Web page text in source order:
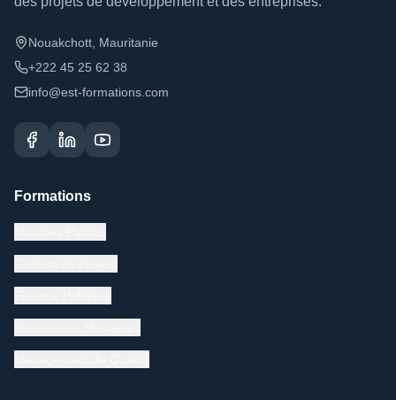
Nouakchott, Mauritanie
+222 45 25 62 38
info@est-formations.com
Formations